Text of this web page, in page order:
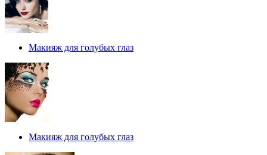
Макияж для голубых глаз
Макияж для голубых глаз